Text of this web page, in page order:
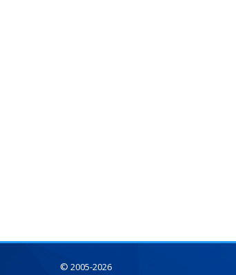
© 2005-2026